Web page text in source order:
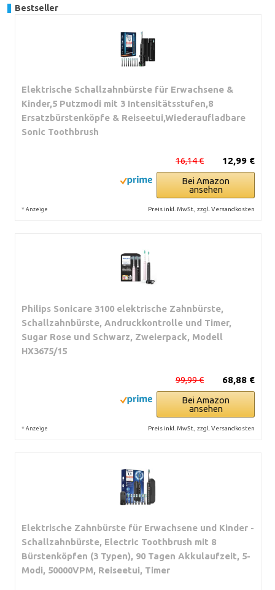
Bestseller
Elektrische Schallzahnbürste für Erwachsene &
Kinder,5 Putzmodi mit 3 Intensitätsstufen,8
Ersatzbürstenköpfe & Reiseetui,Wiederaufladbare
Sonic Toothbrush
12,99 €
16,14 €
Bei Amazon
ansehen
* Anzeige Preis inkl. MwSt., zzgl. Versandkosten
Philips Sonicare 3100 elektrische Zahnbürste,
Schallzahnbürste, Andruckkontrolle und Timer,
Sugar Rose und Schwarz, Zweierpack, Modell
HX3675/15
68,88 €
99,99 €
Bei Amazon
ansehen
* Anzeige Preis inkl. MwSt., zzgl. Versandkosten
Elektrische Zahnbürste für Erwachsene und Kinder -
Schallzahnbürste, Electric Toothbrush mit 8
Bürstenköpfen (3 Typen), 90 Tagen Akkulaufzeit, 5-
Modi, 50000VPM, Reiseetui, Timer